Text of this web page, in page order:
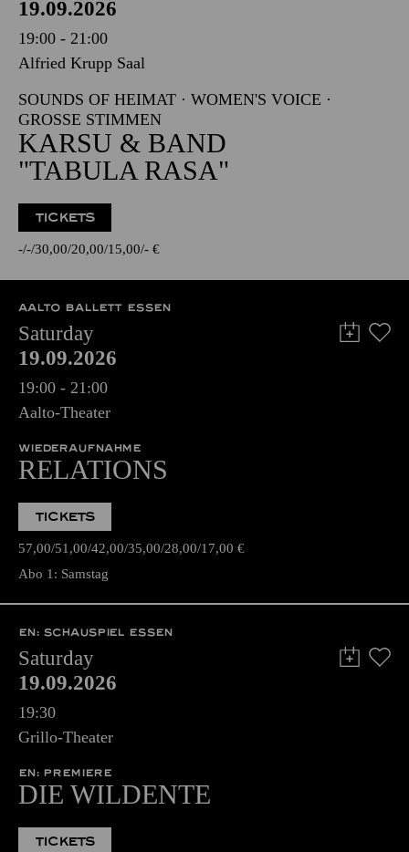
19.09.2026
19:00 - 21:00
Alfried Krupp Saal
SOUNDS OF HEIMAT · WOMEN'S VOICE ·
GROSSE STIMMEN
KARSU & BAND
"TABULA RASA"
TICKETS
- - 30,00 20,00 15,00 - €
AALTO BALLETT ESSEN
Saturday
19.09.2026
19:00 - 21:00
Aalto-Theater
WIEDERAUFNAHME
RELATIONS
TICKETS
57,00 51,00 42,00 35,00 28,00 17,00 €
Abo 1: Samstag
EN: SCHAUSPIEL ESSEN
Saturday
19.09.2026
19:30
Grillo-Theater
EN: PREMIERE
DIE WILDENTE
TICKETS